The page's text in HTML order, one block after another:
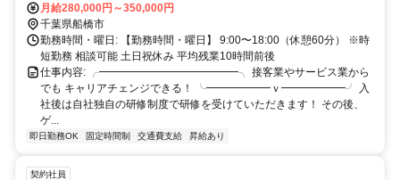
月給280,000円～350,000円
千葉県船橋市
勤務時間・曜日: 【勤務時間・曜日】 9:00〜18:00（休憩60分） ※時
短勤務 相談可能 土日祝休み 平均残業10時間前後
仕事内容: ╭━━━━━━━━━━━━━╮ 接客業やサービス業から
でも キャリアチェンジできる！ ╰━━━━━━ｖ━━━━━━╯ 入
社後は自社独自の研修制度で研修を受けていただきます！ その後、
ゲ...
即日勤務OK 固定時間制 交通費支給 昇給あり
契約社員